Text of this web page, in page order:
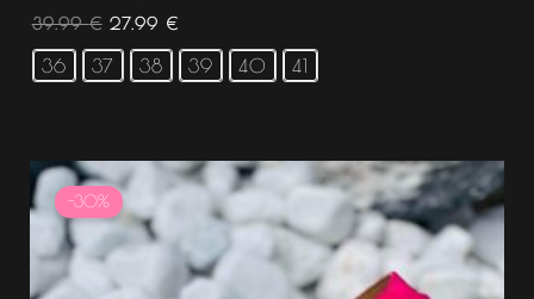
39.99€ 27.99 €
36 37 38 39 40 41
-30%
prix
initial
était :
34.99 €.
Le
prix
actuel
24.49 €.